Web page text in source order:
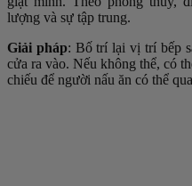
lượng và sự tập trung.
Giải pháp: Bố trí lại vị trí bếp
cửa ra vào. Nếu không thể, có
chiếu để người nấu ăn có thể